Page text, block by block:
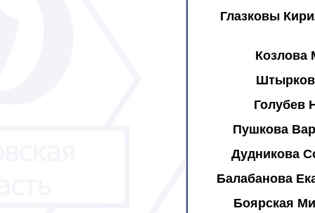
Глазковы
Козлова
Голубев
Пушкова
Дудникова
Балабанова
Боярская